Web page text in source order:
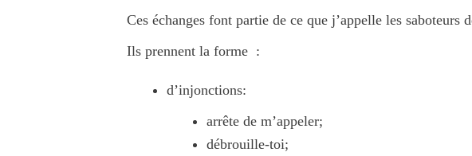
Ces échanges font partie de ce que j’appelle les saboteurs
Ils prennent la forme :
d’injonctions:
arrête de m’appeler;
débrouille-toi;